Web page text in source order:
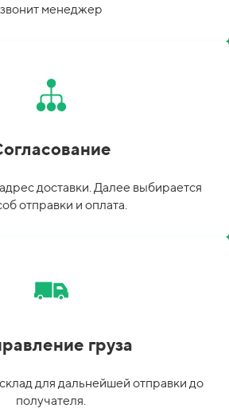
звонит менеджер
доставки. Далее выбирается
отправки и оплата.
груза
для дальнейшей отправки до
получателя.